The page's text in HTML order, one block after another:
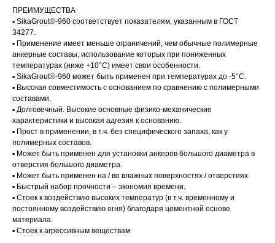
ПРЕИМУЩЕСТВА
▪ SikaGrout®-960 соответствует показателям, указанным в ГОСТ
34277.
▪ Применение имеет меньше ограничений, чем обычные полимерные
анкерные составы, использование которых при пониженных
температурах (ниже +10°C) имеет свои особенности.
▪ SikaGrout®-960 может быть применен при температурах до -5°C.
▪ Высокая совместимость с основанием по сравнению с полимерными
составами.
▪ Долговечный. Высокие основные физико-механические
характеристики и высокая адгезия к основанию.
▪ Прост в применении, в т.ч. без специфического запаха, как у
полимерных составов.
▪ Может быть применен для установки анкеров большого диаметра в
отверстия большого диаметра.
▪ Может быть применен на / во влажных поверхностях / отверстиях.
▪ Быстрый набор прочности – экономия времени.
▪ Стоек к воздействию высоких температур (в т.ч. временному и
постоянному воздействию огня) благодаря цементной основе
материала.
▪ Стоек к агрессивным веществам